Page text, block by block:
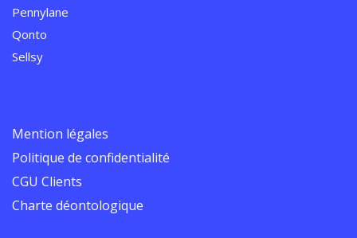
Pennylane
Qonto
Sellsy
Mention légales
Politique de confidentialité
CGU Clients
Charte déontologique